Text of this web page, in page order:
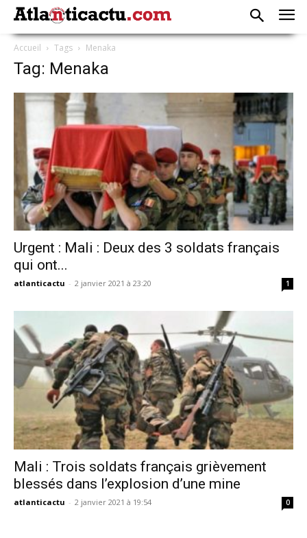
Accueil Tags Menaka
Tag: Menaka
Urgent : Mali : Deux des 3 soldats français
qui ont...
atlanticactu - 2 janvier 2021 à 23:20 1
Mali : Trois soldats français grièvement
blessés dans l’explosion d’une mine
atlanticactu - 2 janvier 2021 à 19:54 0